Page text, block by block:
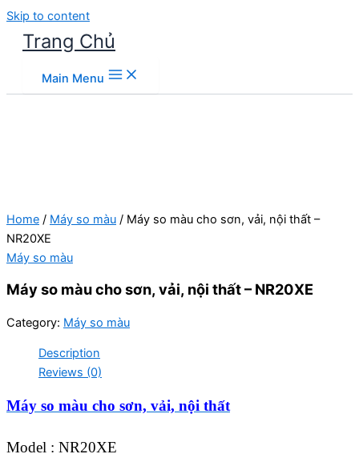
Skip to content
Trang Chủ
Main Menu
Home / Máy so màu / Máy so màu cho sơn, vải, nội thất –
NR20XE
Máy so màu
Máy so màu cho sơn, vải, nội thất – NR20XE
Category: Máy so màu
Description
Reviews (0)
Máy so màu cho sơn, vải, nội thất
Model : NR20XE